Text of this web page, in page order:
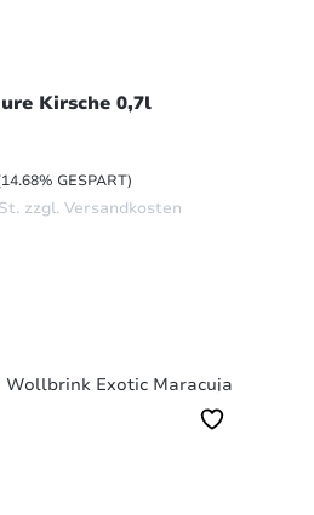
Kirsche 0,7l
PREIS:
GESPART)
zzgl. Versandkosten